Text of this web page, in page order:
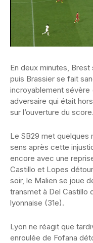
En deux minutes,
puis Brassier se fait
incroyablement
adversaire qui était
sur l’ouverture du score.
Le SB29 met quelques
sens après cette
encore avec une
Castillo et Lopes
soir, le Malien se joue
transmet à Del Castillo
lyonnaise (31e).
Lyon ne réagit que
enroulée de Fofana